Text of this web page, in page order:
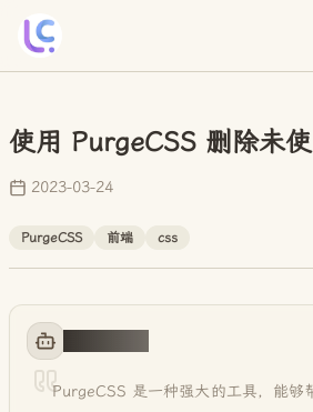
使用 PurgeCSS 删除未
2023-03-24
PurgeCSS 前端 css
PurgeCSS 是一种强大的工具，能够